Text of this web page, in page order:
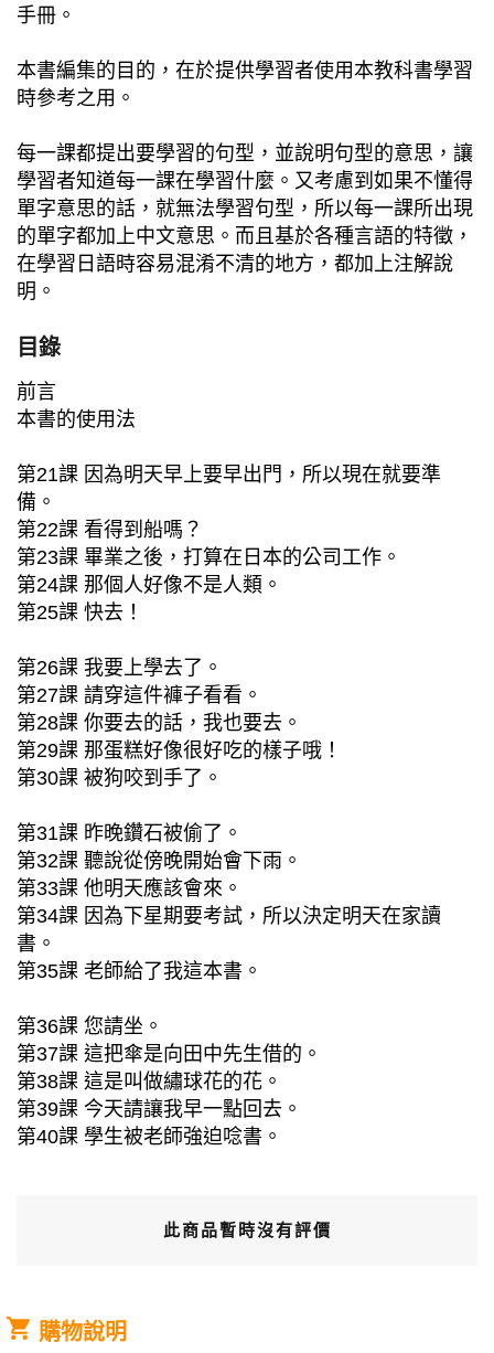
手冊。
本書編集的目的，在於提供學習者使用本教科書學習
時參考之用。
每一課都提出要學習的句型，並說明句型的意思，讓
學習者知道每一課在學習什麼。又考慮到如果不懂得
單字意思的話，就無法學習句型，所以每一課所出現
的單字都加上中文意思。而且基於各種言語的特徵，
在學習日語時容易混淆不清的地方，都加上注解說
明。
目錄
前言
本書的使用法
第21課 因為明天早上要早出門，所以現在就要準
備。
第22課 看得到船嗎？
第23課 畢業之後，打算在日本的公司工作。
第24課 那個人好像不是人類。
第25課 快去！
第26課 我要上學去了。
第27課 請穿這件褲子看看。
第28課 你要去的話，我也要去。
第29課 那蛋糕好像很好吃的樣子哦！
第30課 被狗咬到手了。
第31課 昨晚鑽石被偷了。
第32課 聽說從傍晚開始會下雨。
第33課 他明天應該會來。
第34課 因為下星期要考試，所以決定明天在家讀
書。
第35課 老師給了我這本書。
第36課 您請坐。
第37課 這把傘是向田中先生借的。
第38課 這是叫做繡球花的花。
第39課 今天請讓我早一點回去。
第40課 學生被老師強迫唸書。
此商品暫時沒有評價
購物說明